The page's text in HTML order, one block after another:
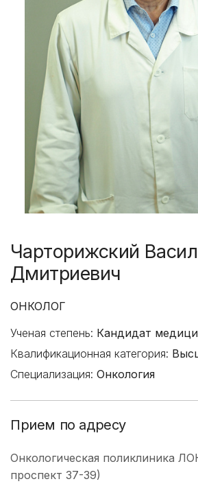
Чарторижский
Дмитриевич
ОНКОЛОГ
Ученая степень: Кандидат
Квалификационная категория:
Специализация: Онкология
Прием по адресу
Онкологическая поликлиника
проспект 37-39)